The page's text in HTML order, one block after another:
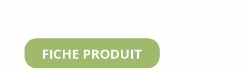
FICHE PRODUIT